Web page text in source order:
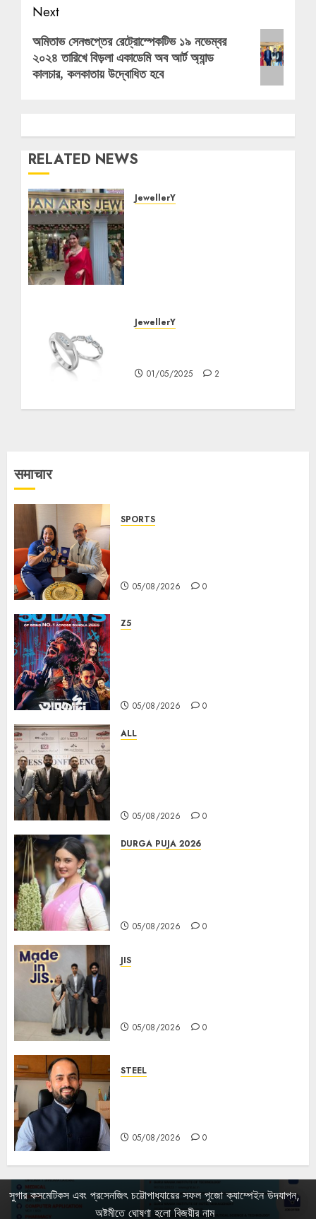
Next
Next
post:
অমিতাভ সেনগুপ্তের রেট্রোস্পেকটিভ ১৯ নভেম্বর
২০২৪ তারিখে বিড়লা একাডেমি অব আর্ট অ্যান্ড
কালচার, কলকাতায় উদ্বোধিত হবে
RELATED NEWS
JewellerY
JewellerY
01/05/2025 2
समाचार
SPORTS
05/08/2026 0
Z5
05/08/2026 0
ALL
05/08/2026 0
DURGA PUJA 2026
05/08/2026 0
JIS
05/08/2026 0
STEEL
05/08/2026 0
সুগার কসমেটিকস এবং প্রসেনজিৎ চট্টোপাধ্যায়ের সফল পূজো ক্যাম্পেইন উদযাপন,
অষ্টমীতে ঘোষণা হলো বিজয়ীর নাম